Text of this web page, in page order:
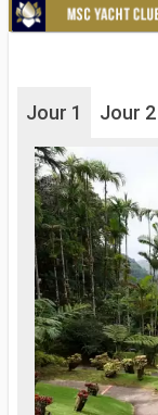
Jour 1 Jour 2